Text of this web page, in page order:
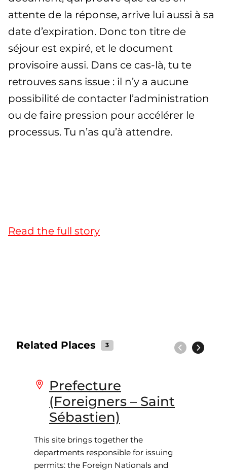
attente de la réponse, arrive lui aussi à sa
date d’expiration. Donc ton titre de
séjour est expiré, et le document
provisoire aussi. Dans ce cas-là, tu te
retrouves sans issue : il n’y a aucune
possibilité de contacter l’administration
ou de faire pression pour accélérer le
processus. Tu n’as qu’à attendre.
Read the full story
Related Places 3
Prefecture
(Foreigners – Saint
Sébastien)
This site brings together the
departments responsible for issuing
permits: the Foreign Nationals and